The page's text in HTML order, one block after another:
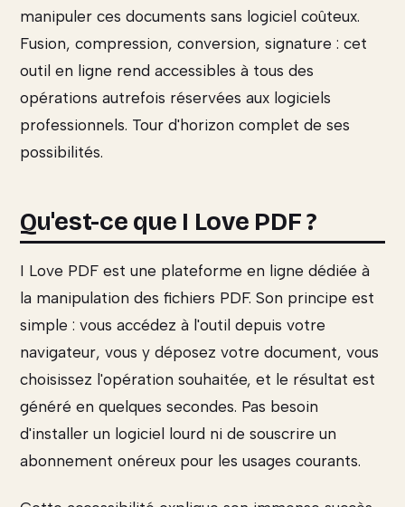
manipuler ces documents sans logiciel coûteux.
Fusion, compression, conversion, signature : cet
outil en ligne rend accessibles à tous des
opérations autrefois réservées aux logiciels
professionnels. Tour d'horizon complet de ses
possibilités.
Qu'est-ce que I Love PDF ?
I Love PDF est une plateforme en ligne dédiée à
la manipulation des fichiers PDF. Son principe est
simple : vous accédez à l'outil depuis votre
navigateur, vous y déposez votre document, vous
choisissez l'opération souhaitée, et le résultat est
généré en quelques secondes. Pas besoin
d'installer un logiciel lourd ni de souscrire un
abonnement onéreux pour les usages courants.